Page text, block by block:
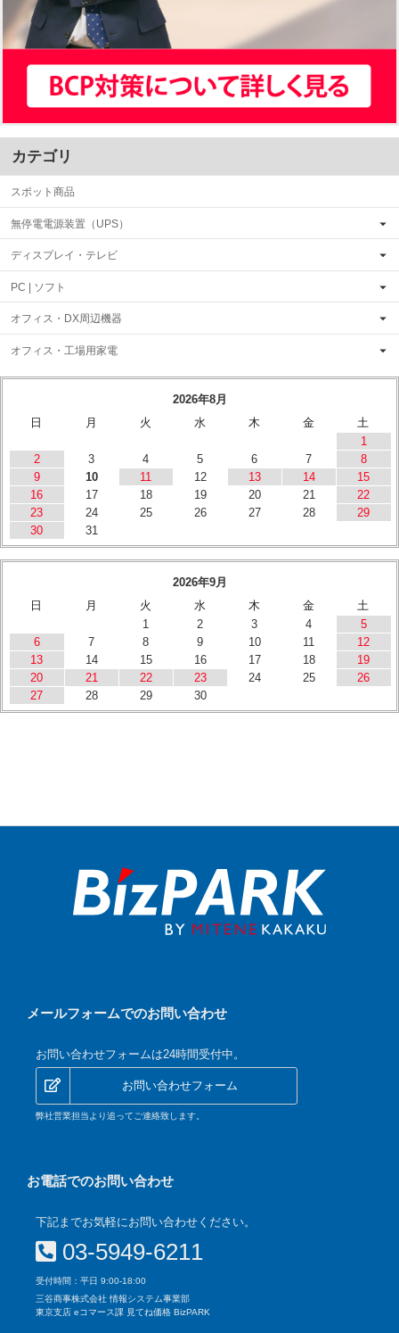
カテゴリ
スポット商品
無停電電源装置（UPS）
ディスプレイ・テレビ
PC | ソフト
オフィス・DX周辺機器
オフィス・工場用家電
2026年8月
日
月 火 水 木 金
土
1
2
3 4 5 6 7
8
9
10 11 12 13 14
15
16
17 18 19 20 21
22
23
24 25 26 27 28
29
30
31
2026年9月
日
月 火 水 木 金
土
1
2 3 4
5
6
7 8 9 10 11
12
13
14 15 16 17 18
19
20
21 22 23 24 25
26
27
28 29 30
メールフォームでのお問い合わせ
お問い合わせフォームは24時間受付中。
お問い合わせフォーム
弊社営業担当より追ってご連絡致します。
お電話でのお問い合わせ
下記までお気軽にお問い合わせください。
03-5949-6211
受付時間：平日 9:00-18:00
三谷商事株式会社 情報システム事業部
東京支店 eコマース課 見てね価格 BizPARK